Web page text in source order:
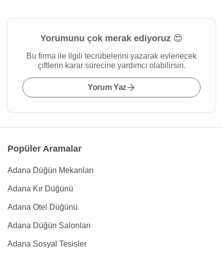
Yorumunu çok merak ediyoruz 😍
Bu firma ile ilgili tecrübelerini yazarak evlenecek
çiftlerin karar sürecine yardımcı olabilirsin.
Yorum Yaz
Popüler Aramalar
Adana Düğün Mekanları
Adana Kır Düğünü
Adana Otel Düğünü
Adana Düğün Salonları
Adana Sosyal Tesisler